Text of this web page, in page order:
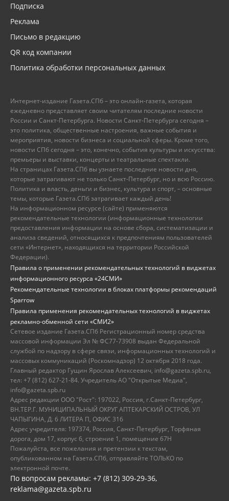
Подписка
Реклама
Письмо в редакцию
QR код компании
Политика обработки персональных данных
Интернет-издание Газета.СПб – это онлайн-газета, которая
ежедневно представляет своим читателям последние новости
России и Санкт-Петербурга. Новости Санкт-Петербурга сегодня –
это политика, общественные настроения, важные события и
мероприятия, новости бизнеса и социальной сферы. Кроме того,
новости СПб сегодня – это, конечно, события культуры и искусства:
премьеры и выставки, концерты и театральные спектакли.
На страницах Газета.СПб вы узнаете последние новости дня,
которые затрагивают не только Санкт-Петербург, но и всю Россию.
Политика и власть, деньги и бизнес, культура и спорт, – основные
темы, которые Газета.СПб затрагивает каждый день!
На информационном ресурсе (сайте) применяются
рекомендательные технологии (информационные технологии
предоставления информации на основе сбора, систематизации и
анализа сведений, относящихся к предпочтениям пользователей
сети «Интернет», находящихся на территории Российской
Федерации).
Правила о применении рекомендательных технологий в виджетах
информационного ресурса «24СМИ»
Рекомендательные технологии в блоках платформы рекомендаций
Sparrow
Правила применения рекомендательных технологий в виджетах
рекламно-обменной сети «СМИ2»
Сетевое издание Газета.СПб Регистрационный номер средства
массовой информации Эл № ФС77-73908 выдан Федеральной
службой по надзору в сфере связи, информационных технологий и
массовых коммуникаций (Роскомнадзор) 12 октября 2018 года.
Главный редактор Гущин Ярослав Алексеевич, info@gazeta.spb.ru,
тел: +7 (812) 627-21-84. Учредитель АО "Открытые Медиа",
info@gazeta.spb.ru
Адрес редакции ООО "Рост": 197022, Россия, г.Санкт-Петербург,
ВН.ТЕР.Г. МУНИЦИПАЛЬНЫЙ ОКРУГ АПТЕКАРСКИЙ ОСТРОВ, УЛ
ЧАПЫГИНА, Д. 6 ЛИТЕРА П, ОФИС 316
Адрес учредителя: 197374, Россия, Санкт-Петербург, Торфяная
дорога, дом 17, корпус 6, строение 1, помещение 67Н
Пожалуйста, все пожелания и претензии к текстам,
опубликованном на Газета.СПб, отправляйте ТОЛЬКО по
электронной почте.
По вопросам рекламы: +7 (812) 309-29-36,
reklama@gazeta.spb.ru